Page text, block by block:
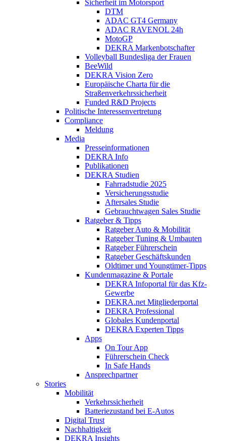
Sicherheit im Motorsport
DTM
ADAC GT4 Germany
ADAC RAVENOL 24h
MotoGP
DEKRA Markenbotschafter
Volleyball Bundesliga der Frauen
BeeWild
DEKRA Vision Zero
Europäische Charta für die
Straßenverkehrssicherheit
Funded R&D Projects
Politische Interessenvertretung
Compliance
Meldung
Media
Presseinformationen
DEKRA Info
Publikationen
DEKRA Studien
Fahrradstudie 2025
Versicherungsstudie
Aftersales Studie
Gebrauchtwagen Sales Studie
Ratgeber & Tipps
Ratgeber Auto & Mobilität
Ratgeber Tuning & Umbauten
Ratgeber Führerschein
Ratgeber Geschäftskunden
Oldtimer und Youngtimer-Tipps
Kundenmagazine & Portale
DEKRA Infoportal für das Kfz-
Gewerbe
DEKRA.net Mitgliederportal
DEKRA Professional
Globales Kundenportal
DEKRA Experten Tipps
Apps
On Tour App
Führerschein Check
In Safe Hands
Ansprechpartner
Stories
Mobilität
Verkehrssicherheit
Batteriezustand bei E-Autos
Digital Trust
Nachhaltigkeit
DEKRA Insights